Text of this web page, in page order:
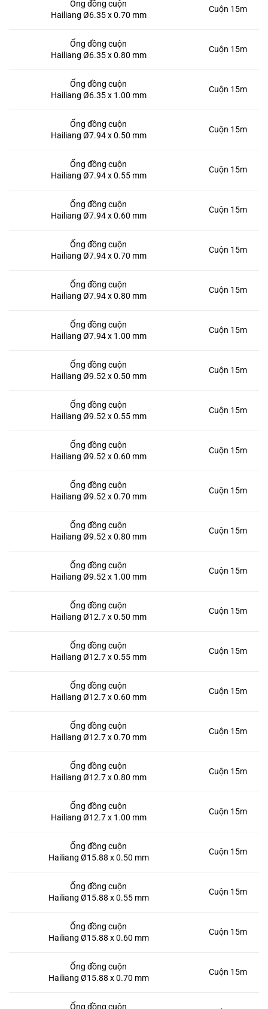
Ống đồng cuộn
Hailiang Ø6.35 x 0.70 mm
Cuộn 15m
Ống đồng cuộn
Hailiang Ø6.35 x 0.80 mm
Cuộn 15m
Ống đồng cuộn
Hailiang Ø6.35 x 1.00 mm
Cuộn 15m
Ống đồng cuộn
Hailiang Ø7.94 x 0.50 mm
Cuộn 15m
Ống đồng cuộn
Hailiang Ø7.94 x 0.55 mm
Cuộn 15m
Ống đồng cuộn
Hailiang Ø7.94 x 0.60 mm
Cuộn 15m
Ống đồng cuộn
Hailiang Ø7.94 x 0.70 mm
Cuộn 15m
Ống đồng cuộn
Hailiang Ø7.94 x 0.80 mm
Cuộn 15m
Ống đồng cuộn
Hailiang Ø7.94 x 1.00 mm
Cuộn 15m
Ống đồng cuộn
Hailiang Ø9.52 x 0.50 mm
Cuộn 15m
Ống đồng cuộn
Hailiang Ø9.52 x 0.55 mm
Cuộn 15m
Ống đồng cuộn
Hailiang Ø9.52 x 0.60 mm
Cuộn 15m
Ống đồng cuộn
Hailiang Ø9.52 x 0.70 mm
Cuộn 15m
Ống đồng cuộn
Hailiang Ø9.52 x 0.80 mm
Cuộn 15m
Ống đồng cuộn
Hailiang Ø9.52 x 1.00 mm
Cuộn 15m
Ống đồng cuộn
Hailiang Ø12.7 x 0.50 mm
Cuộn 15m
Ống đồng cuộn
Hailiang Ø12.7 x 0.55 mm
Cuộn 15m
Ống đồng cuộn
Hailiang Ø12.7 x 0.60 mm
Cuộn 15m
Ống đồng cuộn
Hailiang Ø12.7 x 0.70 mm
Cuộn 15m
Ống đồng cuộn
Hailiang Ø12.7 x 0.80 mm
Cuộn 15m
Ống đồng cuộn
Hailiang Ø12.7 x 1.00 mm
Cuộn 15m
Ống đồng cuộn
Hailiang Ø15.88 x 0.50 mm
Cuộn 15m
Ống đồng cuộn
Hailiang Ø15.88 x 0.55 mm
Cuộn 15m
Ống đồng cuộn
Hailiang Ø15.88 x 0.60 mm
Cuộn 15m
Ống đồng cuộn
Hailiang Ø15.88 x 0.70 mm
Cuộn 15m
Ống đồng cuộn